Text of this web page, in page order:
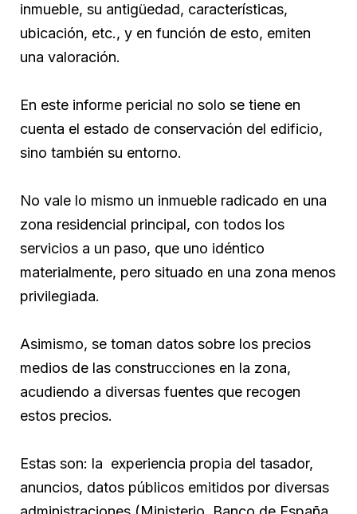
inmueble, su antigüedad, características,
ubicación, etc., y en función de esto, emiten
una valoración.
En este informe pericial no solo se tiene en
cuenta el estado de conservación del edificio,
sino también su entorno.
No vale lo mismo un inmueble radicado en una
zona residencial principal, con todos los
servicios a un paso, que uno idéntico
materialmente, pero situado en una zona menos
privilegiada.
Asimismo, se toman datos sobre los precios
medios de las construcciones en la zona,
acudiendo a diversas fuentes que recogen
estos precios.
Estas son: la experiencia propia del tasador,
anuncios, datos públicos emitidos por diversas